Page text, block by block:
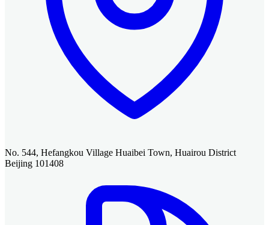
No. 544, Hefangkou Village Huaibei Town, Huairou District
Beijing 101408